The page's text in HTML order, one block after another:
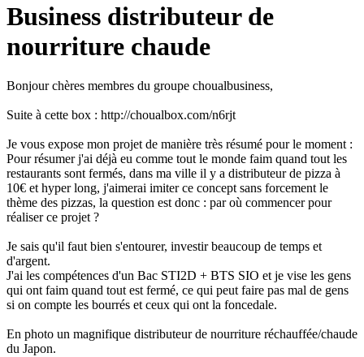
Business distributeur de
nourriture chaude
Bonjour chères membres du groupe choualbusiness,
Suite à cette box : http://choualbox.com/n6rjt
Je vous expose mon projet de manière très résumé pour le moment :
Pour résumer j'ai déjà eu comme tout le monde faim quand tout les
restaurants sont fermés, dans ma ville il y a distributeur de pizza à
10€ et hyper long, j'aimerai imiter ce concept sans forcement le
thème des pizzas, la question est donc : par où commencer pour
réaliser ce projet ?
Je sais qu'il faut bien s'entourer, investir beaucoup de temps et
d'argent.
J'ai les compétences d'un Bac STI2D + BTS SIO et je vise les gens
qui ont faim quand tout est fermé, ce qui peut faire pas mal de gens
si on compte les bourrés et ceux qui ont la foncedale.
En photo un magnifique distributeur de nourriture réchauffée/chaude
du Japon.